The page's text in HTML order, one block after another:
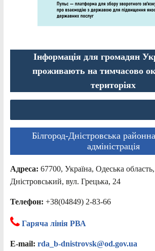
Інформація для громадян
проживають на тимчасово
територіях
Білгород-Дністровська
адміністрація
Адреса: 67700, Україна, Одеська
Дністровський, вул. Грецька, 24
Телефон: +38(04849) 2-83-66
Гаряча лінія РВА
E-mail: rda_b-dnistrovsk@od.gov.ua